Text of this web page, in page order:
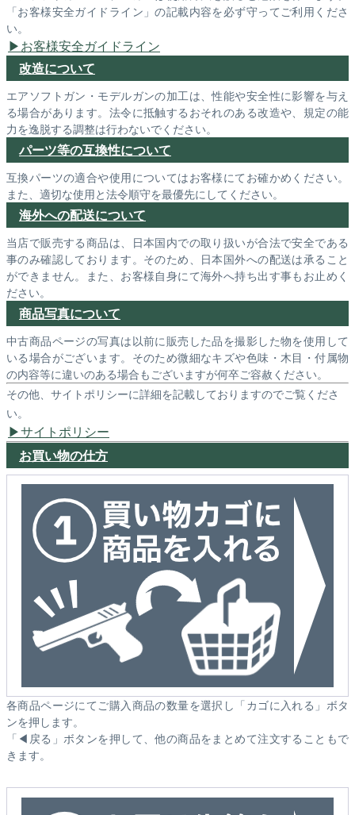
「お客様安全ガイドライン」の記載内容を必ず守ってご利用くださ
い。
お客様安全ガイドライン
改造について
エアソフトガン・モデルガンの加工は、性能や安全性に影響を与え
る場合があります。法令に抵触するおそれのある改造や、規定の能
力を逸脱する調整は行わないでください。
パーツ等の互換性について
互換パーツの適合や使用についてはお客様にてお確かめください。
また、適切な使用と法令順守を最優先にしてください。
海外への配送について
当店で販売する商品は、日本国内での取り扱いが合法で安全である
事のみ確認しております。そのため、日本国外への配送は承ること
ができません。また、お客様自身にて海外へ持ち出す事もお止めく
ださい。
商品写真について
中古商品ページの写真は以前に販売した品を撮影した物を使用して
いる場合がございます。そのため微細なキズや色味・木目・付属物
の内容等に違いのある場合もございますが何卒ご容赦ください。
その他、サイトポリシーに詳細を記載しておりますのでご覧くださ
い。
サイトポリシー
お買い物の仕方
各商品ページにてご購入商品の数量を選択し「カゴに入れる」ボタ
ンを押します。
「◀戻る」ボタンを押して、他の商品をまとめて注文することもで
きます。